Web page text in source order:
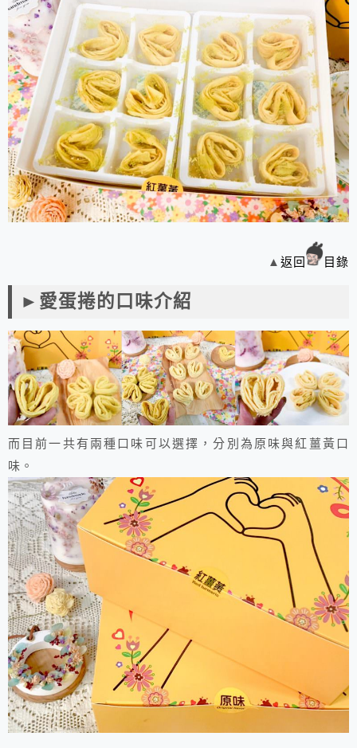
▲ 返回 目錄
►愛蛋捲的口味介紹
而目前一共有兩種口味可以選擇，分別為原味與紅薑黃口
味。